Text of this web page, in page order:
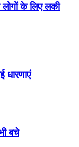
के लिए लकी
बचे